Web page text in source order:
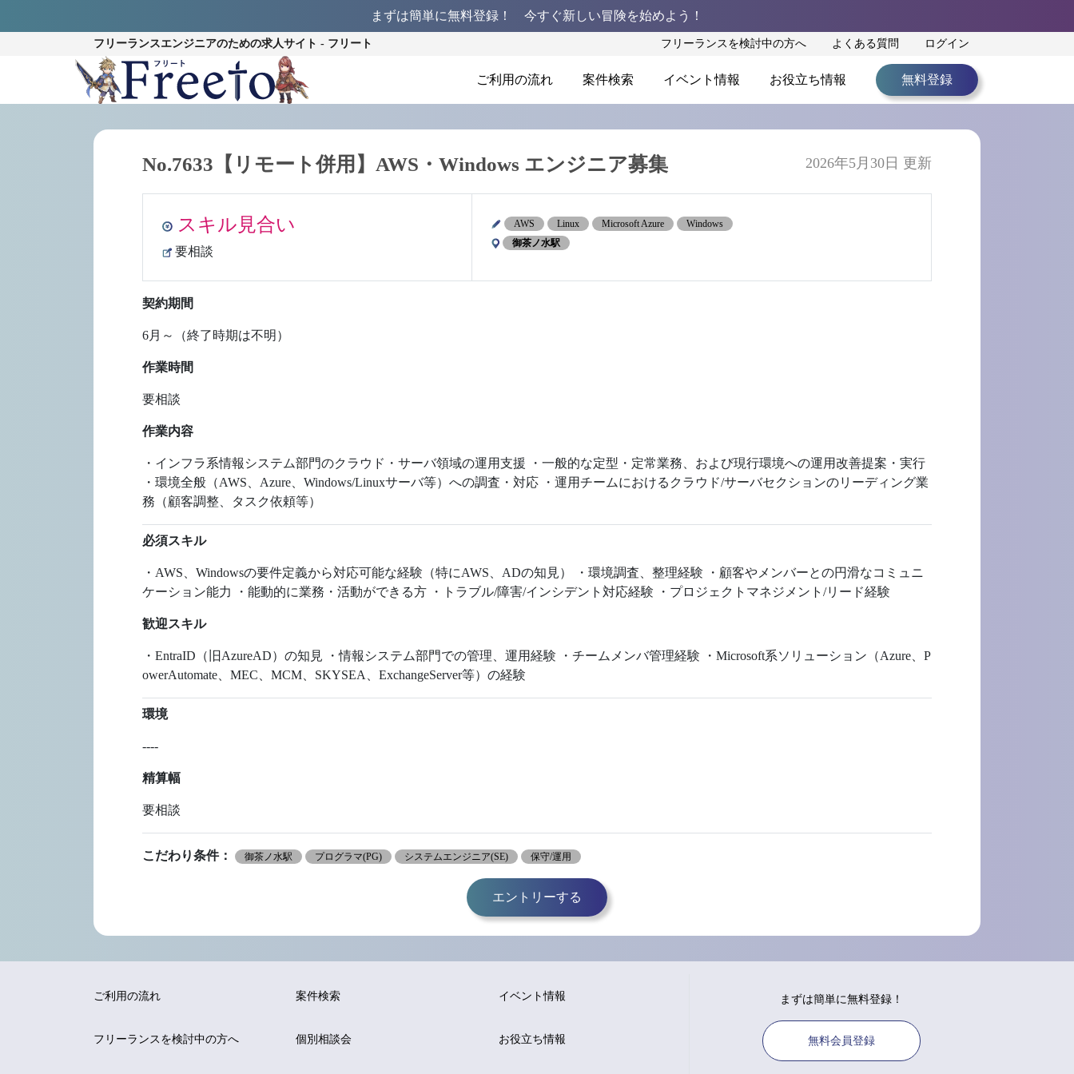
まずは簡単に無料登録！ 今すぐ新しい冒険を始めよう！
フリーランスエンジニアのための求人サイト - フリート フリーランスを検討中の方へ よくある質問 ログイン
ご利用の流れ 案件検索 イベント情報 お役立ち情報 無料登録
No.7633【リモート併用】AWS・Windows エンジニア募集 2026年5月30日 更新
スキル見合い
要相談
AWS Linux Microsoft Azure
Windows
御茶ノ水駅
契約期間
6月～（終了時期は不明）
作業時間
要相談
作業内容
・インフラ系情報システム部門のクラウド・サーバ領域の運用支援 ・一般的な定型・定常業務、および現行環境への運用改善提案・実行
・環境全般（AWS、Azure、Windows/Linuxサーバ等）への調査・対応 ・運用チームにおけるクラウド/サーバセクションのリーディング業
務（顧客調整、タスク依頼等）
必須スキル
・AWS、Windowsの要件定義から対応可能な経験（特にAWS、ADの知見） ・環境調査、整理経験 ・顧客やメンバーとの円滑なコミュニ
ケーション能力 ・能動的に業務・活動ができる方 ・トラブル/障害/インシデント対応経験 ・プロジェクトマネジメント/リード経験
歓迎スキル
・EntraID（旧AzureAD）の知見 ・情報システム部門での管理、運用経験 ・チームメンバ管理経験 ・Microsoft系ソリューション（Azure、P
owerAutomate、MEC、MCM、SKYSEA、ExchangeServer等）の経験
環境
----
精算幅
要相談
こだわり条件： 御茶ノ水駅 プログラマ(PG) システムエンジニア(SE) 保守/運用
エントリーする
ご利用の流れ 案件検索 イベント情報
フリーランスを検討中の方へ 個別相談会 お役立ち情報
まずは簡単に無料登録！
無料会員登録